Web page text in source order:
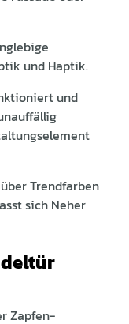
und Haptik.
und
Trendfarben
sich Neher
Zapfen-